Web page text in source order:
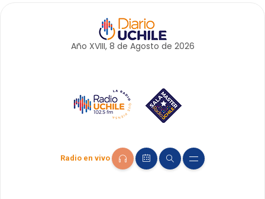
Año XVIII, 8 de Agosto de 2026
Radio en vivo